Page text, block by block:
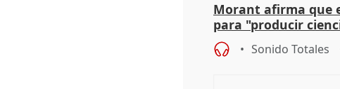
Morant afirma que
para "producir
resto del mundo
Sonido Totales